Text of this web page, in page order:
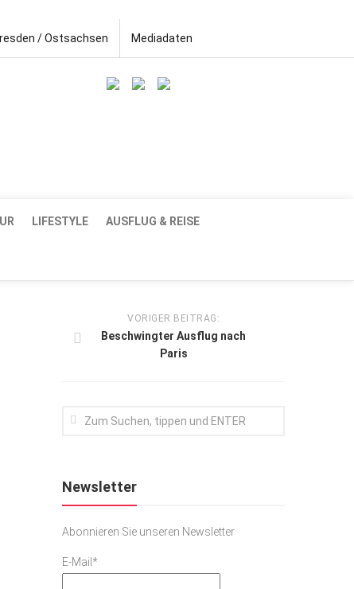
/ Ostsachsen Mediadaten
LIFESTYLE AUSFLUG & REISE
VORIGER BEITRAG:
Beschwingter Ausflug nach
Paris
Newsletter
Abonnieren Sie unseren Newsletter
E-Mail*